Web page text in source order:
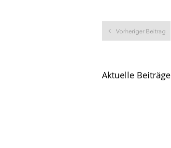
Vorheriger Beitrag
Aktuelle Beiträge